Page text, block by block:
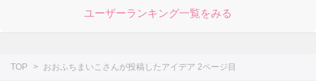
ユーザーランキング一覧をみる
TOP おおふちまいこさんが投稿したアイデア 2ページ目